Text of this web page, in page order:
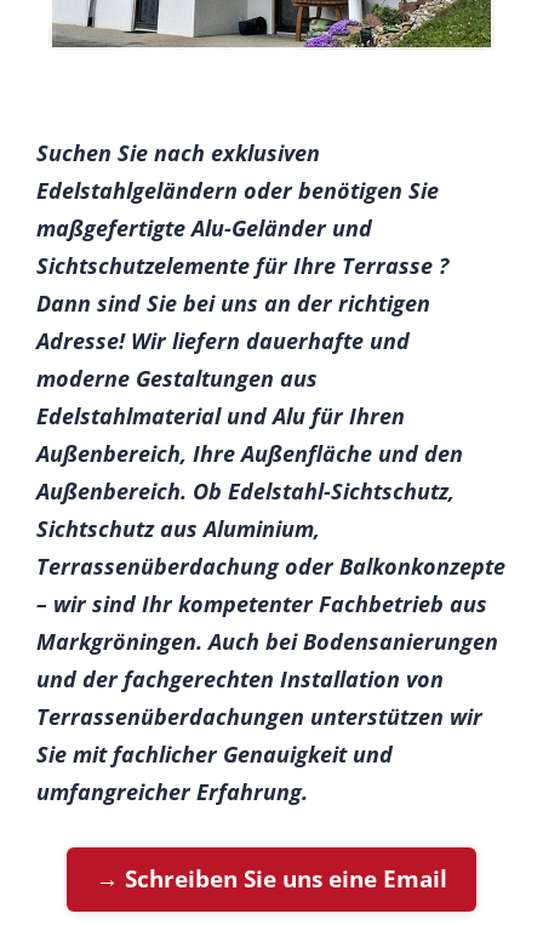
Suchen Sie nach exklusiven
Edelstahlgeländern oder benötigen Sie
maßgefertigte Alu-Geländer und
Sichtschutzelemente für Ihre Terrasse ?
Dann sind Sie bei uns an der richtigen
Adresse! Wir liefern dauerhafte und
moderne Gestaltungen aus
Edelstahlmaterial und Alu für Ihren
Außenbereich, Ihre Außenfläche und den
Außenbereich. Ob Edelstahl-Sichtschutz,
Sichtschutz aus Aluminium,
Terrassenüberdachung oder Balkonkonzepte
– wir sind Ihr kompetenter Fachbetrieb aus
Markgröningen. Auch bei Bodensanierungen
und der fachgerechten Installation von
Terrassenüberdachungen unterstützen wir
Sie mit fachlicher Genauigkeit und
umfangreicher Erfahrung.
→ Schreiben Sie uns eine Email